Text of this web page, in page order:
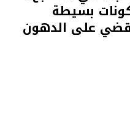
بسيطة
على الدهون